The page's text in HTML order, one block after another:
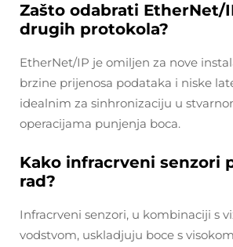
Zašto odabrati EtherNet/
drugih protokola?
EtherNet/IP je omiljen za nove
brzine prijenosa podataka i niske
idealnim za sinhronizaciju u
operacijama punjenja boca.
Kako infracrveni senzori
rad?
Infracrveni senzori, u kombinaciji s
vodstvom, uskladjuju boce s